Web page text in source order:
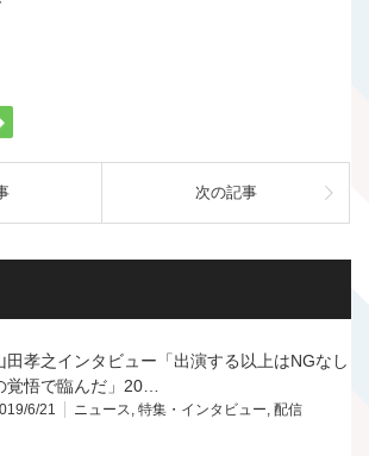
次の記事
田孝之インタビュー「出演する以上はNGなし
覚悟で臨んだ」20…
6/21 ニュース, 特集・インタビュー, 配信